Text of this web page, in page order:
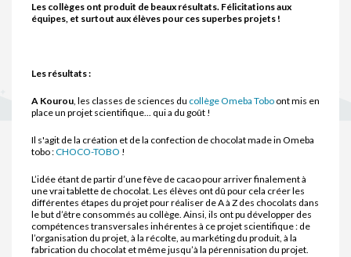
Les collèges ont produit de beaux résultats. Félicitations aux
équipes, et surtout aux élèves pour ces superbes projets !
Les résultats :
A Kourou, les classes de sciences du collège Omeba Tobo ont mis en
place un projet scientifique... qui a du goût !
Il s'agit de la création et de la confection de chocolat made in Omeba
tobo :CHOCO-TOBO !
L’idée étant de partir d’une fève de cacao pour arriver finalement à
une vrai tablette de chocolat. Les élèves ont dû pour cela créer les
différentes étapes du projet pour réaliser de A à Z des chocolats dans
le but d’être consommés au collège. Ainsi, ils ont pu développer des
compétences transversales inhérentes à ce projet scientifique : de
l’organisation du projet, à la récolte, au markéting du produit, à la
fabrication du chocolat et même jusqu’à la pérennisation du projet.